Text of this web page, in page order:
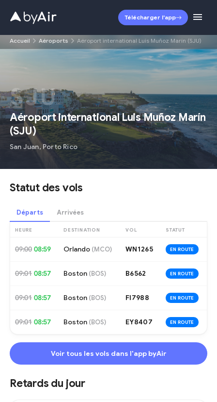
Télécharger l'app
Accueil Aéroports Aéroport international Luis Muñoz Marín (SJU)
SJU
Aéroport international Luis Muñoz Marín
(SJU)
San Juan, Porto Rico
Statut des vols
Départs Arrivées
HEURE DESTINATION VOL STATUT
09:00 08:59 Orlando (MCO) WN1265 EN ROUTE
09:01 08:57 Boston (BOS) B6562 EN ROUTE
09:01 08:57 Boston (BOS) FI7988 EN ROUTE
09:01 08:57 Boston (BOS) EY8407 EN ROUTE
Voir tous les vols dans l'app byAir
Retards du jour